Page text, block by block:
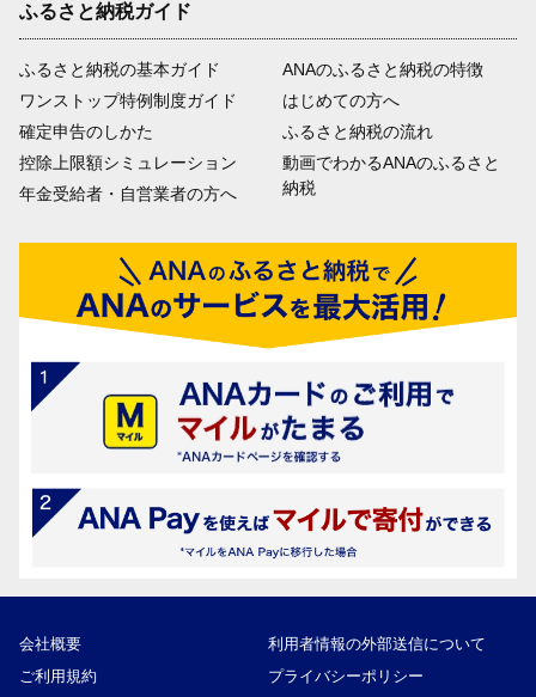
ふるさと納税ガイド
ふるさと納税の基本ガイド
ワンストップ特例制度ガイド
確定申告のしかた
控除上限額シミュレーション
年金受給者・自営業者の方へ
ANAのふるさと納税の特徴
はじめての方へ
ふるさと納税の流れ
動画でわかるANAのふるさと
納税
会社概要
利用者情報の外部送信について
ご利用規約
プライバシーポリシー